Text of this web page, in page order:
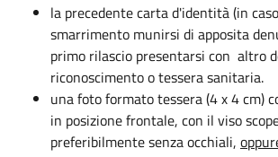
la precedente carta d'identità (in
smarrimento munirsi di apposita
primo rilascio presentarsi con altro
riconoscimento o tessera sanitaria.
una foto formato tessera (4 x 4 cm)
in posizione frontale, con il viso
preferibilmente senza occhiali,